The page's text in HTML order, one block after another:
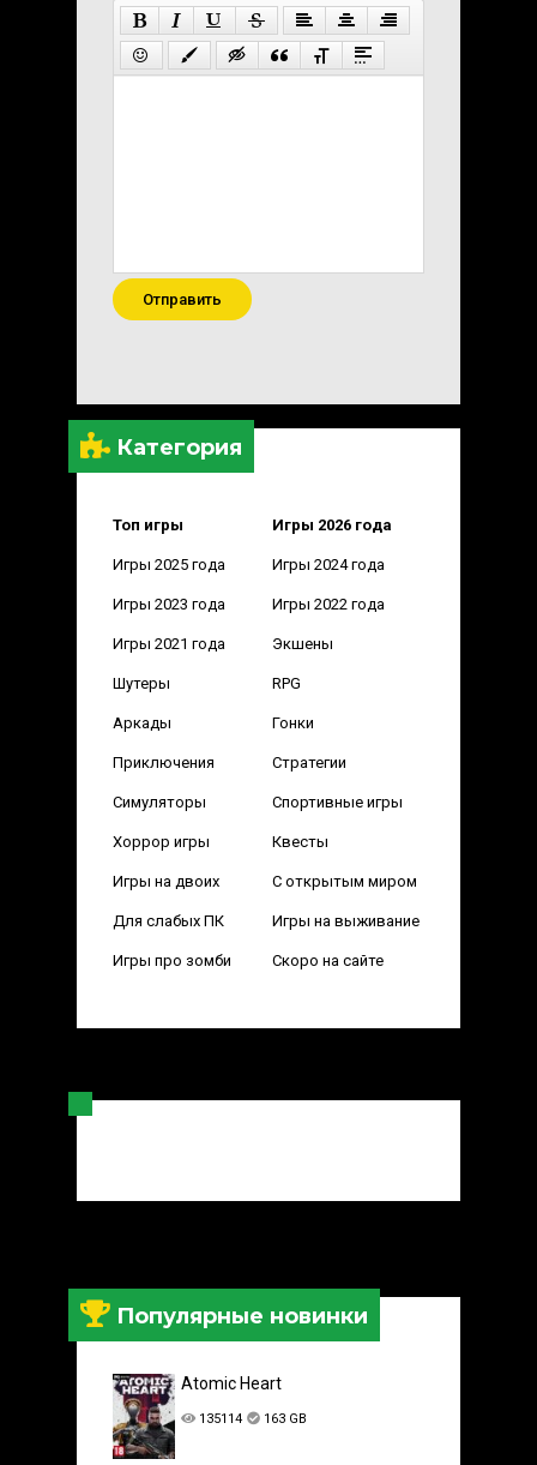
Категория
Топ игры Игры 2026 года
Игры 2025 года Игры 2024 года
Игры 2023 года Игры 2022 года
Игры 2021 года Экшены
Шутеры RPG
Аркады Гонки
Приключения Стратегии
Симуляторы Спортивные игры
Хоррор игры Квесты
Игры на двоих С открытым миром
Для слабых ПК Игры на выживание
Игры про зомби Скоро на сайте
Популярные новинки
Atomic Heart
135114 163 GB
Отправить